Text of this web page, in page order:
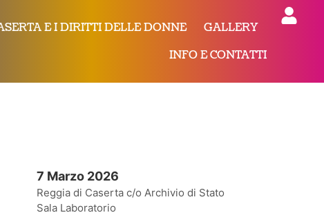
E I DIRITTI DELLE DONNE
GALLERY
INFO E CONTATTI
7 Marzo 2026
Reggia di Caserta c/o Archivio di Stato
Sala Laboratorio